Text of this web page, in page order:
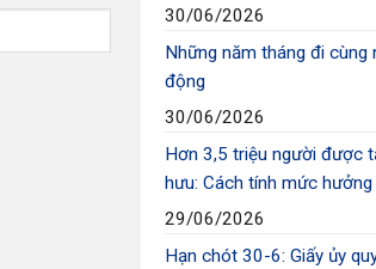
30/06/2026
Những năm tháng đi cùng
động
30/06/2026
Hơn 3,5 triệu người được
hưu: Cách tính mức
29/06/2026
Hạn chót 30-6: Giấy ủy